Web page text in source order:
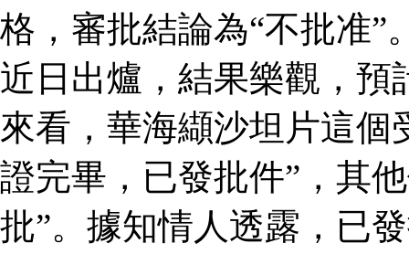
格，審批結論為“不批准”
近日出爐，結果樂觀，預
來看，華海纈沙坦片這個
證完畢，已發批件”，其
批”。據知情人透露，已